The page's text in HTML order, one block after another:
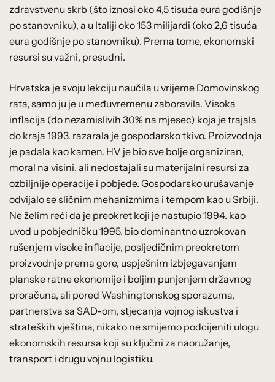
zdravstvenu skrb (što iznosi oko 4,5 tisuća eura godišnje
po stanovniku), a u Italiji oko 153 milijardi (oko 2,6 tisuća
eura godišnje po stanovniku). Prema tome, ekonomski
resursi su važni, presudni.
Hrvatska je svoju lekciju naučila u vrijeme Domovinskog
rata, samo ju je u međuvremenu zaboravila. Visoka
inflacija (do nezamislivih 30% na mjesec) koja je trajala
do kraja 1993. razarala je gospodarsko tkivo. Proizvodnja
je padala kao kamen. HV je bio sve bolje organiziran,
moral na visini, ali nedostajali su materijalni resursi za
ozbiljnije operacije i pobjede. Gospodarsko urušavanje
odvijalo se sličnim mehanizmima i tempom kao u Srbiji.
Ne želim reći da je preokret koji je nastupio 1994. kao
uvod u pobjedničku 1995. bio dominantno uzrokovan
rušenjem visoke inflacije, posljedičnim preokretom
proizvodnje prema gore, uspješnim izbjegavanjem
planske ratne ekonomije i boljim punjenjem državnog
proračuna, ali pored Washingtonskog sporazuma,
partnerstva sa SAD-om, stjecanja vojnog iskustva i
strateških vještina, nikako ne smijemo podcijeniti ulogu
ekonomskih resursa koji su ključni za naoružanje,
transport i drugu vojnu logistiku.